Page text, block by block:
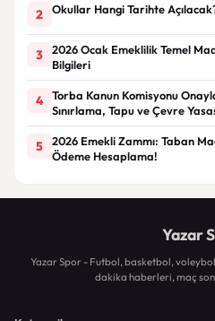
2 Okullar Hangi Tarihte
3
2026 Ocak Emeklilik Temel
Bilgileri
4
Torba Kanun Komisyonu
Sınırlama, Tapu ve Çevre
5
2026 Emekli Zammı: Taban
Ödeme Hesaplama!
Yazar
Yazar Spor - Futbol, basketbol,
dakika haberleri, maç